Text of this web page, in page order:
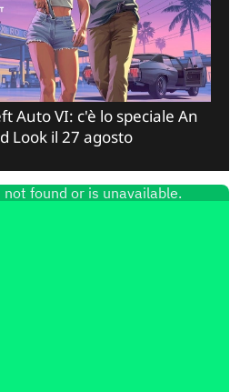
Auto VI: c'è lo speciale An
Look il 27 agosto